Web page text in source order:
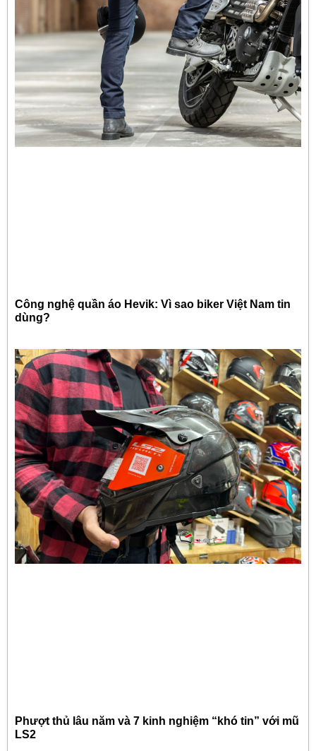
Công nghệ quần áo Hevik: Vì sao biker Việt Nam tin
dùng?
Phượt thủ lâu năm và 7 kinh nghiệm “khó tin” với mũ
LS2